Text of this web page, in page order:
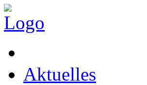
Aktuelles